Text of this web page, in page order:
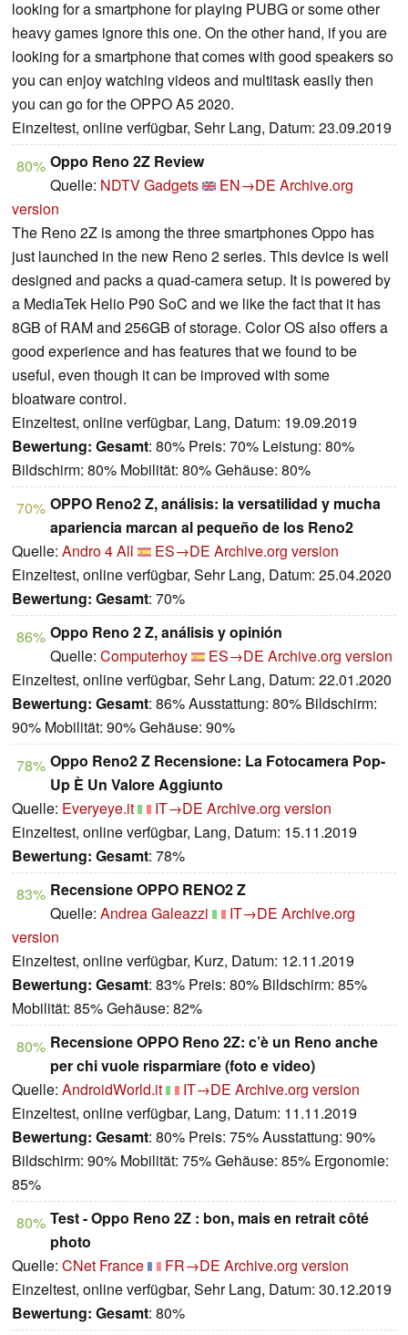
looking for a smartphone for playing PUBG or some other
heavy games ignore this one. On the other hand, if you are
looking for a smartphone that comes with good speakers so
you can enjoy watching videos and multitask easily then
you can go for the OPPO A5 2020.
Einzeltest, online verfügbar, Sehr Lang, Datum: 23.09.2019
80% Oppo Reno 2Z Review
Quelle: NDTV Gadgets EN→DE Archive.org
version
The Reno 2Z is among the three smartphones Oppo has
just launched in the new Reno 2 series. This device is well
designed and packs a quad-camera setup. It is powered by
a MediaTek Helio P90 SoC and we like the fact that it has
8GB of RAM and 256GB of storage. Color OS also offers a
good experience and has features that we found to be
useful, even though it can be improved with some
bloatware control.
Einzeltest, online verfügbar, Lang, Datum: 19.09.2019
Bewertung: Gesamt: 80% Preis: 70% Leistung: 80%
Bildschirm: 80% Mobilität: 80% Gehäuse: 80%
70% OPPO Reno2 Z, análisis: la versatilidad y mucha
apariencia marcan al pequeño de los Reno2
Quelle: Andro 4 All ES→DE Archive.org version
Einzeltest, online verfügbar, Sehr Lang, Datum: 25.04.2020
Bewertung: Gesamt: 70%
86% Oppo Reno 2 Z, análisis y opinión
Quelle: Computerhoy ES→DE Archive.org version
Einzeltest, online verfügbar, Sehr Lang, Datum: 22.01.2020
Bewertung: Gesamt: 86% Ausstattung: 80% Bildschirm:
90% Mobilität: 90% Gehäuse: 90%
78% Oppo Reno2 Z Recensione: La Fotocamera Pop-
Up È Un Valore Aggiunto
Quelle: Everyeye.it IT→DE Archive.org version
Einzeltest, online verfügbar, Lang, Datum: 15.11.2019
Bewertung: Gesamt: 78%
83% Recensione OPPO RENO2 Z
Quelle: Andrea Galeazzi IT→DE Archive.org
version
Einzeltest, online verfügbar, Kurz, Datum: 12.11.2019
Bewertung: Gesamt: 83% Preis: 80% Bildschirm: 85%
Mobilität: 85% Gehäuse: 82%
80% Recensione OPPO Reno 2Z: c’è un Reno anche
per chi vuole risparmiare (foto e video)
Quelle: AndroidWorld.it IT→DE Archive.org version
Einzeltest, online verfügbar, Lang, Datum: 11.11.2019
Bewertung: Gesamt: 80% Preis: 75% Ausstattung: 90%
Bildschirm: 90% Mobilität: 75% Gehäuse: 85% Ergonomie:
85%
80% Test - Oppo Reno 2Z : bon, mais en retrait côté
photo
Quelle: CNet France FR→DE Archive.org version
Einzeltest, online verfügbar, Sehr Lang, Datum: 30.12.2019
Bewertung: Gesamt: 80%